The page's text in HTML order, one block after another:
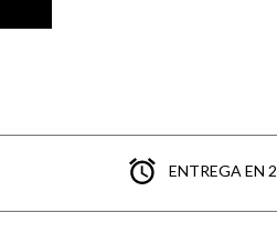
ENTREGA EN